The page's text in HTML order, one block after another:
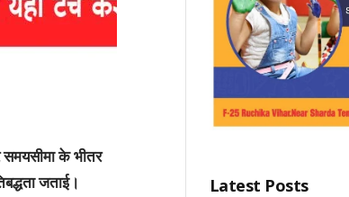
समयसीमा के भीतर
जताई।
Latest Posts